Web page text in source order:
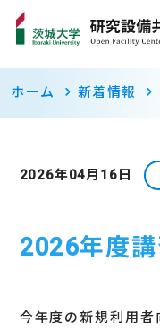
ホーム 新着情報
2026年04月16日
2026年度
今年度の新規利用